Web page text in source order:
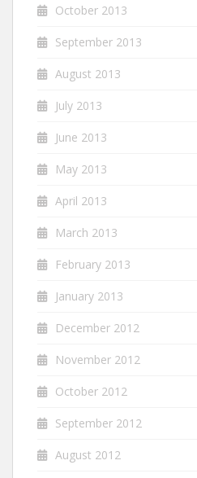
October 2013
September 2013
August 2013
July 2013
June 2013
May 2013
April 2013
March 2013
February 2013
January 2013
December 2012
November 2012
October 2012
September 2012
August 2012